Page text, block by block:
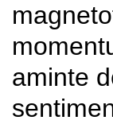
aminte